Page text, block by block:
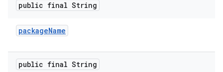
public final String
packageName
public final String